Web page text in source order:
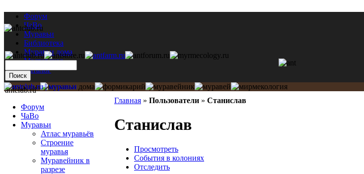
Форум
ЧаВо
Муравьи
Библиотека
Муравьи дома
Мастерская
Каталог
Главная » Пользователи » Станислав
Станислав
Просмотреть
События в колониях
Отследить
antclub.ru
Форум
ЧаВо
Муравьи
Атлас муравьёв
Строение
муравья
Муравейник в
разрезе